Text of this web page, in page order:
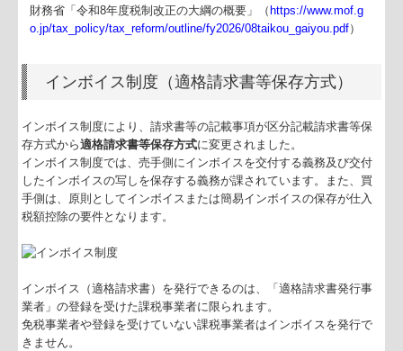
社会福祉法人の皆様へ
コラム
セミナー案内
過去のセミナー
財務省「令和8年度税制改正の大綱の概要」（https://www.mof.g
o.jp/tax_policy/tax_reform/outline/fy2026/08taikou_gaiyou.pdf）
インボイス制度（適格請求書等保存方式）
インボイス制度により、請求書等の記載事項が区分記載請求書等保
存方式から適格請求書等保存方式に変更されました。
インボイス制度では、売手側にインボイスを交付する義務及び交付
したインボイスの写しを保存する義務が課されています。また、買
手側は、原則としてインボイスまたは簡易インボイスの保存が仕入
税額控除の要件となります。
インボイス（適格請求書）を発行できるのは、「適格請求書発行事
業者」の登録を受けた課税事業者に限られます。
免税事業者や登録を受けていない課税事業者はインボイスを発行で
きません。